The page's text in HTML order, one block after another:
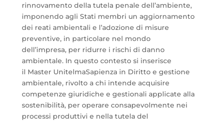
rinnovamento della tutela penale dell’ambiente,
imponendo agli Stati membri un aggiornamento
dei reati ambientali e l’adozione di misure
preventive, in particolare nel mondo
dell’impresa, per ridurre i rischi di danno
ambientale. In questo contesto si inserisce
il Master UnitelmaSapienza in Diritto e gestione
ambientale, rivolto a chi intende acquisire
competenze giuridiche e gestionali applicate alla
sostenibilità, per operare consapevolmente nei
processi produttivi e nella tutela del